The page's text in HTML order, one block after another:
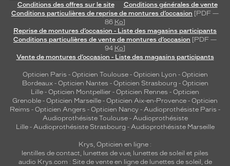
Conditions des offres sur le site
Conditions générales de vente
Conditions particulières de reprise de montures d’occasion [PDF —
86 Ko]
Reprise de montures d’occasion - Liste des magasins participants
Conditions particulières de vente de montures d’occasion [PDF —
94 Ko]
Vente de montures d’occasion - Liste des magasins participants
Opticien Paris - Opticien Toulouse- Opticien Lyon - Opticien
Bordeaux- Opticien Nantes - Opticien Strasbourg - Opticien
Lille - Opticien Montpellier - Opticien Rennes - Opticien
Grenoble - Opticien Marseille - Opticien Aix-en-Provence - Opticien
Reims - Opticien Angers - Opticien Nancy - Audioprothésiste Paris -
Audioprothésiste Toulouse- Audioprothésiste
Lille- Audioprothésiste Strasbourg - Audioprothésiste Marseille
Krys, Opticien en ligne :
lentilles de contact lunettes de vue, lunettes de soleil et piles
audio Krys.com : Site de vente en ligne de lunettes de soleil, de